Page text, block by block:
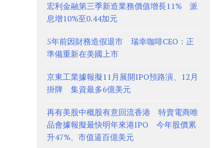
宏利金融第三季新造業務價值增長11% 派
息增10%至0.44加元
5年前因財務造假退市 瑞幸咖啡CEO：正
準備重新在美國上市
京東工業據報擬11月展開IPO預路演、12月
掛牌 集資最多6億美元
再有美股中概股有意回流香港 特賣電商唯
品會據報擬最快明年來港IPO 今年股價累
升47%、市值逼百億美元